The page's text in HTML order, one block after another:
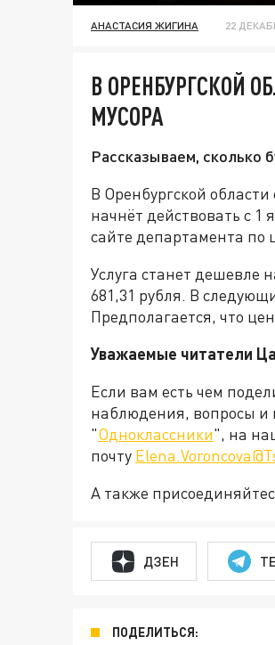
АНАСТАСИЯ ЖИГИНА 22
В ОРЕНБУРГСКОЙ
МУСОРА
Рассказываем, сколько
В Оренбургской
начнёт действовать с 1
сайте департамента по
Услуга станет дешевле
681,31 рубля. В
Предполагается, что
Уважаемые читатели
Если вам есть чем
наблюдения, вопросы и
"Одноклассники", на
почту
А также
ДЗЕН
ПОДЕЛИТЬСЯ: